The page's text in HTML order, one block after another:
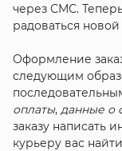
через СМС.
радоваться новой
Оформление
следующим
оплаты, данные о
заказу написать
курьеру вас